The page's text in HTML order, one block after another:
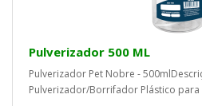
Pulverizador 500 ML
Pulverizador Pet Nobre -
Pulverizador/Borrifador Plástico para